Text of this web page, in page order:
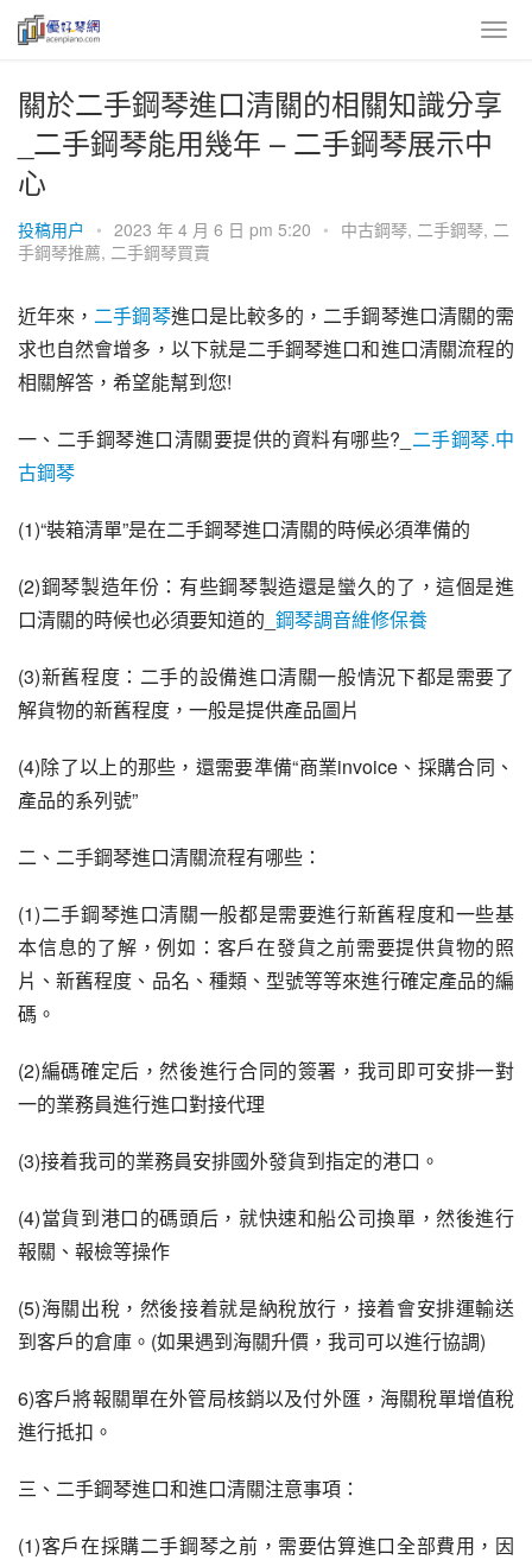
關於二手鋼琴進口清關的相關知識分享
_二手鋼琴能用幾年 – 二手鋼琴展示中
心
投稿用户 • 2023 年 4 月 6 日 pm 5:20 • 中古鋼琴, 二手鋼琴, 二
手鋼琴推薦, 二手鋼琴買賣
近年來， 二手鋼琴進口是比較多的，二手鋼琴進口清關的需
求也自然會增多，以下就是二手鋼琴進口和進口清關流程的
相關解答，希望能幫到您!
一、二手鋼琴進口清關要提供的資料有哪些?_ 二手鋼琴.中
古鋼琴
(1)“裝箱清單”是在二手鋼琴進口清關的時候必須準備的
(2)鋼琴製造年份：有些鋼琴製造還是蠻久的了，這個是進
口清關的時候也必須要知道的_ 鋼琴調音維修保養
(3)新舊程度：二手的設備進口清關一般情況下都是需要了
解貨物的新舊程度，一般是提供產品圖片
(4)除了以上的那些，還需要準備“商業invoice、採購合同、
產品的系列號”
二、二手鋼琴進口清關流程有哪些：
(1)二手鋼琴進口清關一般都是需要進行新舊程度和一些基
本信息的了解，例如：客戶在發貨之前需要提供貨物的照
片、新舊程度、品名、種類、型號等等來進行確定產品的編
碼。
(2)編碼確定后，然後進行合同的簽署，我司即可安排一對
一的業務員進行進口對接代理
(3)接着我司的業務員安排國外發貨到指定的港口。
(4)當貨到港口的碼頭后，就快速和船公司換單，然後進行
報關、報檢等操作
(5)海關出稅，然後接着就是納稅放行，接着會安排運輸送
到客戶的倉庫。(如果遇到海關升價，我司可以進行協調)
6)客戶將報關單在外管局核銷以及付外匯，海關稅單增值稅
進行抵扣。
三、二手鋼琴進口和進口清關注意事項：
(1)客戶在採購二手鋼琴之前，需要估算進口全部費用，因